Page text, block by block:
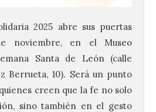
2025 abre sus puertas
noviembre, en el Museo
Santa de León (calle
Berrueta, 10). Será un punto
creen que la fe no solo
sino también en el gesto